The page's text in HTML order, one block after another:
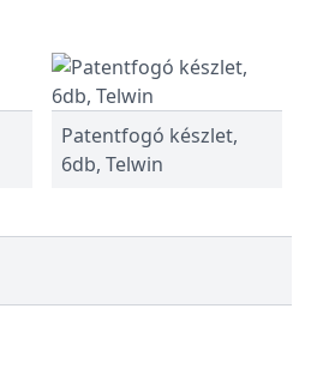
Patentfogó készlet,
6db, Telwin